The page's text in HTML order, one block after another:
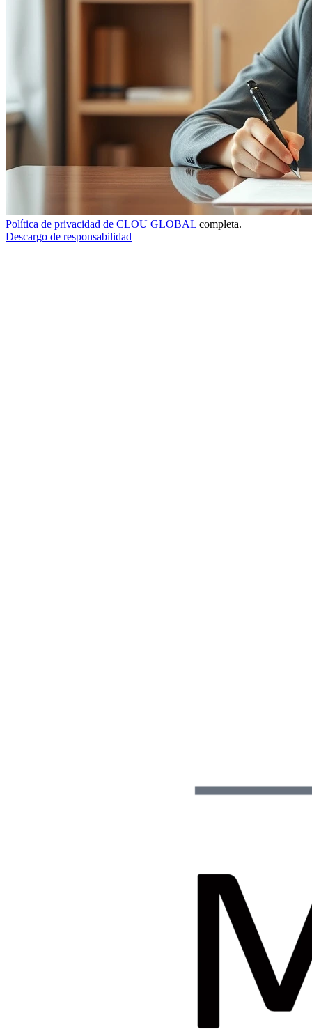
Política de privacidad de CLOU GLOBAL completa.
Descargo de responsabilidad